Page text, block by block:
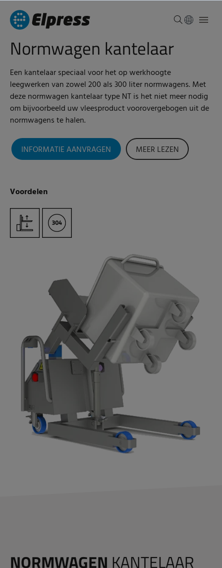
Normwagen kantelaar
Een kantelaar speciaal voor het op werkhoogte
leegwerken van zowel 200 als 300 liter normwagens. Met
deze normwagen kantelaar type NT is het niet meer nodig
om bijvoorbeeld uw vleesproduct voorovergebogen uit de
normwagens te halen.
INFORMATIE AANVRAGEN MEER LEZEN
Voordelen
NORMWAGEN KANTELAAR